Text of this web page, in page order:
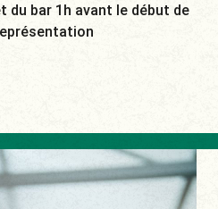
du bar 1h avant le début de